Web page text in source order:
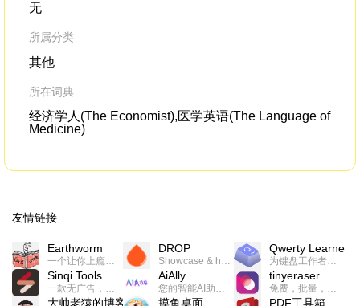
无
所属分类
其他
所在词典
经济学人(The Economist),医学英语(The Language of
Medicine)
友情链接
Earthworm
一个让你上瘾的英语学习工具，使用 连词成句 、 i + 1 、 以终为始等学习理论来帮助你习得英语，通过不断的重复形成肌肉记忆，最重要的是 游戏化 的形式让学习英语从此不再痛苦
DROP
Showcase & host your work in extraordinary ways.不限速文件分享，托管，建站平台
Qwerty Learner
为键盘工作者设计的单词与肌肉记忆锻炼软件
Sinqi Tools
一款无广告，界面清爽的神奇在线小工具集合，范围包括但不限于：开发，设计，日常生活等
AiAlly
您的智能AI助手解决方案。提供24/7全天候的高效虚拟员工服务，助力个人和组织提升生产力、激发创新潜能。
tinyeraser
免费，批量，快速，一键换背景的桌面软件
大帅老猿的博客 摸鱼桌面 PDF工具箱